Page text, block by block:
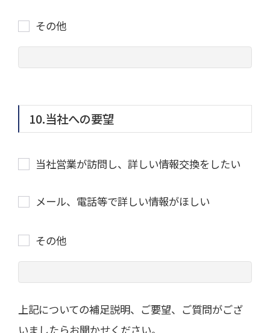
その他
10.当社への要望
当社営業が訪問し、詳しい情報交換をしたい
メール、電話等で詳しい情報がほしい
その他
上記についての補足説明、ご要望、ご質問がござ
いましたらお聞かせください。